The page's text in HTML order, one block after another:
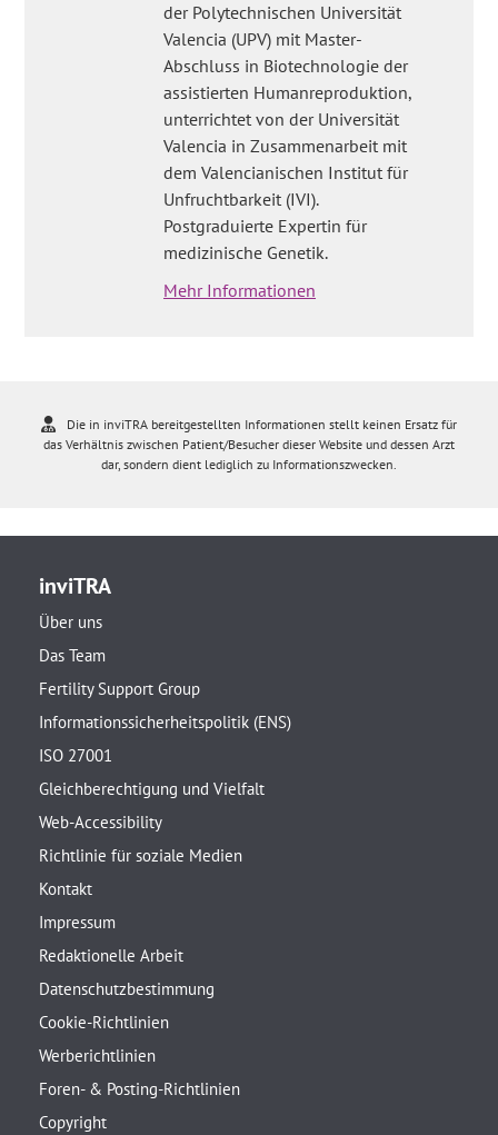
der Polytechnischen Universität
Valencia (UPV) mit Master-
Abschluss in Biotechnologie der
assistierten Humanreproduktion,
unterrichtet von der Universität
Valencia in Zusammenarbeit mit
dem Valencianischen Institut für
Unfruchtbarkeit (IVI).
Postgraduierte Expertin für
medizinische Genetik.
Mehr Informationen
Die in inviTRA bereitgestellten Informationen stellt keinen Ersatz für
das Verhältnis zwischen Patient/Besucher dieser Website und dessen Arzt
dar, sondern dient lediglich zu Informationszwecken.
inviTRA
Über uns
Das Team
Fertility Support Group
Informationssicherheitspolitik (ENS)
ISO 27001
Gleichberechtigung und Vielfalt
Web-Accessibility
Richtlinie für soziale Medien
Kontakt
Impressum
Redaktionelle Arbeit
Datenschutzbestimmung
Cookie-Richtlinien
Werberichtlinien
Foren- & Posting-Richtlinien
Copyright